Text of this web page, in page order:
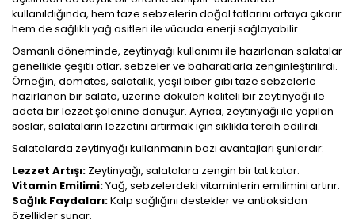
kullanıldığında, hem taze sebzelerin doğal tatlarını ortaya çıkarır
hem de sağlıklı yağ asitleri ile vücuda enerji sağlayabilir.
Osmanlı döneminde, zeytinyağı kullanımı ile hazırlanan salatalar
genellikle çeşitli otlar, sebzeler ve baharatlarla zenginleştirilirdi.
Örneğin, domates, salatalık, yeşil biber gibi taze sebzelerle
hazırlanan bir salata, üzerine dökülen kaliteli bir zeytinyağı ile
adeta bir lezzet şölenine dönüşür. Ayrıca, zeytinyağı ile yapılan
soslar, salataların lezzetini artırmak için sıklıkla tercih edilirdi.
Salatalarda zeytinyağı kullanmanın bazı avantajları şunlardır:
Lezzet Artışı: Zeytinyağı, salatalara zengin bir tat katar.
Vitamin Emilimi:Yağ, sebzelerdeki vitaminlerin emilimini artırır.
Sağlık Faydaları:Kalp sağlığını destekler ve antioksidan
özellikler sunar.